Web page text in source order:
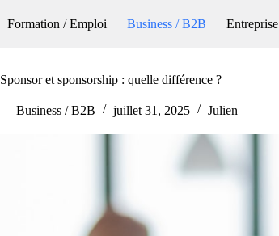
Formation / Emploi Business / B2B Entreprise
Sponsor et sponsorship : quelle différence ?
Business / B2B juillet 31, 2025 Julien